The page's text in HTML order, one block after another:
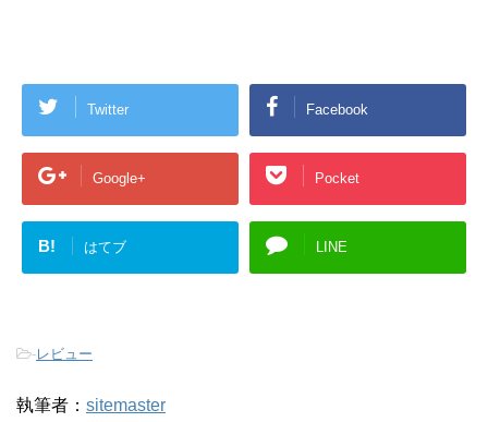
Twitter Facebook
Google+ Pocket
B! はてブ LINE
-レビュー
執筆者： sitemaster